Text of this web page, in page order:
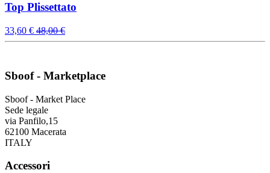
Top Plissettato
33,60 € 48,00€
Sboof - Marketplace
Sboof - Market Place
Sede legale
via Panfilo,15
62100 Macerata
ITALY
Accessori